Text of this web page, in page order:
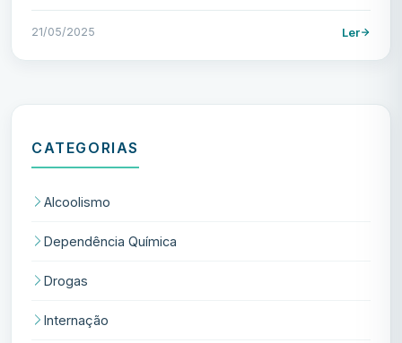
21/05/2025 Ler
CATEGORIAS
Alcoolismo
Dependência Química
Drogas
Internação